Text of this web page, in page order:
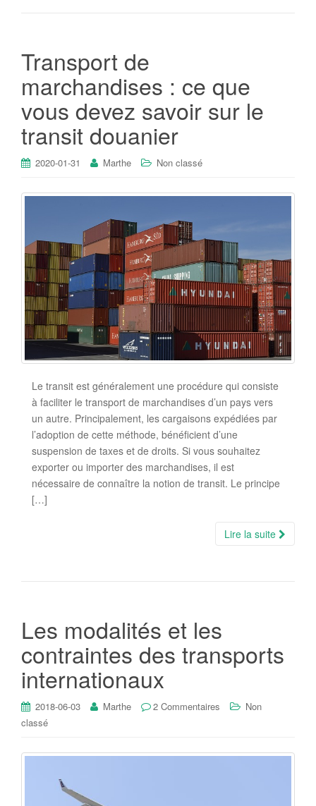
Transport de
marchandises : ce que
vous devez savoir sur le
transit douanier
2020-01-31 Marthe Non classé
Le transit est généralement une procédure qui consiste
à faciliter le transport de marchandises d’un pays vers
un autre. Principalement, les cargaisons expédiées par
l’adoption de cette méthode, bénéficient d’une
suspension de taxes et de droits. Si vous souhaitez
exporter ou importer des marchandises, il est
nécessaire de connaître la notion de transit. Le principe
[…]
Lire la suite
Les modalités et les
contraintes des transports
internationaux
2018-06-03 Marthe 2 Commentaires
Non
classé